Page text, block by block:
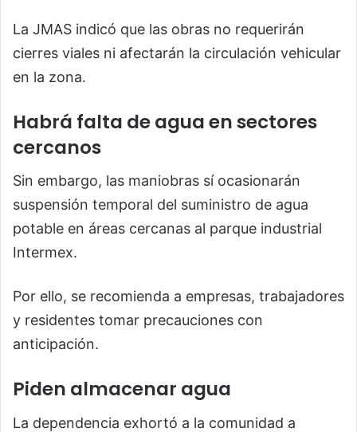
La JMAS indicó que las obras no requerirán
cierres viales ni afectarán la circulación vehicular
en la zona.
Habrá falta de agua en sectores
cercanos
Sin embargo, las maniobras sí ocasionarán
suspensión temporal del suministro de agua
potable en áreas cercanas al parque industrial
Intermex.
Por ello, se recomienda a empresas, trabajadores
y residentes tomar precauciones con
anticipación.
Piden almacenar agua
La dependencia exhortó a la comunidad a